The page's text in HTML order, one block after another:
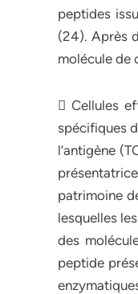
peptides
(24). Après
molécule de
 Cellules
spécifiques
l’antigène
patrimoine
lesquelles
des
peptide